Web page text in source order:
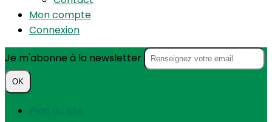
Mon compte
Connexion
Je m'abonne à la newsletter
OK
Plan du site